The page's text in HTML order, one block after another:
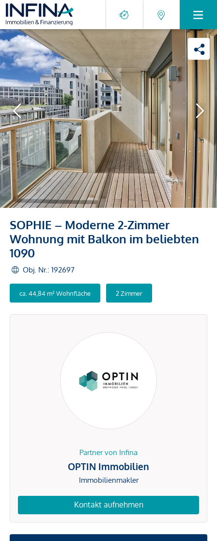
SOPHIE – Moderne 2-Zimmer
Wohnung mit Balkon im beliebten
1090
Obj. Nr.: 192697
ca. 44,84 m² Wohnfläche 2 Zimmer
Partner von Infina
OPTIN Immobilien
Immobilienmakler
Kontakt aufnehmen